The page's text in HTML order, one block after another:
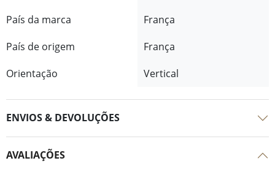
País da marca
França
País de origem
França
Orientação
Vertical
ENVIOS & DEVOLUÇÕES
AVALIAÇÕES